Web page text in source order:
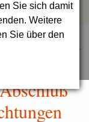
Sie sich damit
Weitere
Sie über den
Liste -